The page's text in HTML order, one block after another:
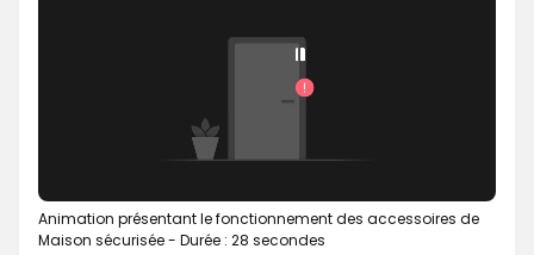
Animation présentant le fonctionnement des accessoires de
Maison sécurisée - Durée : 28 secondes